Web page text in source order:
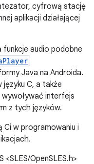
cyfrową stację
aplikacji działającej
funkcje audio podobne
Java na Androida.
C, a także
wywoływać interfejs
z tych języków.
Ci w programowaniu i
<SLES/OpenSLES.h>